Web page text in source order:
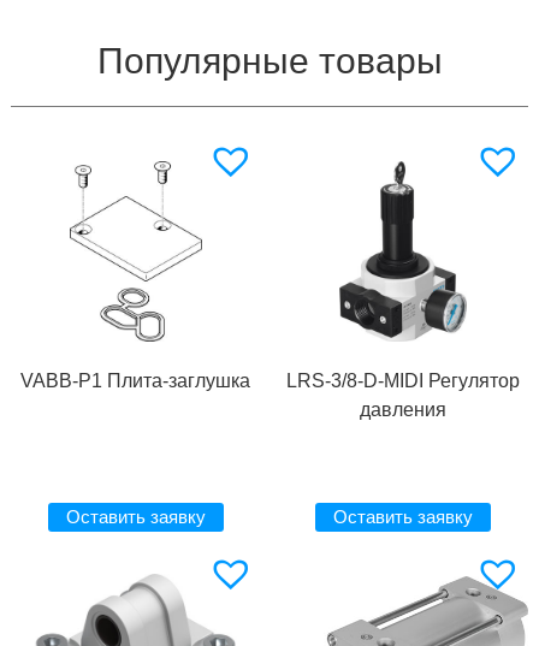
Популярные товары
VABB-P1 Плита-заглушка
Оставить заявку
LRS-3/8-D-MIDI Регулятор
давления
Оставить заявку